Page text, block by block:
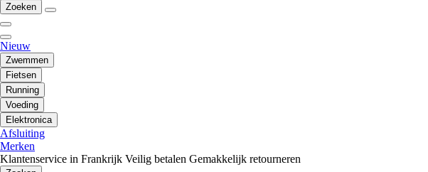
Zoeken
Nieuw
Zwemmen
Fietsen
Running
Voeding
Elektronica
Afsluiting
Merken
Klantenservice in Frankrijk Veilig betalen Gemakkelijk retourneren